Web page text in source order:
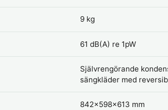
9 kg
61 dB(A) re 1pW
Självrengörande
sängkläder med
842x598x613 mm